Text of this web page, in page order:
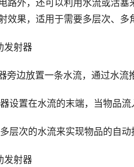
路外，还可以利用水流或活
效果，适用于需要多层次、多
发射器
旁边放置一条水流，通过水流
设置在水流的末端，当物品流
层次的水流来实现物品的自动
发射器